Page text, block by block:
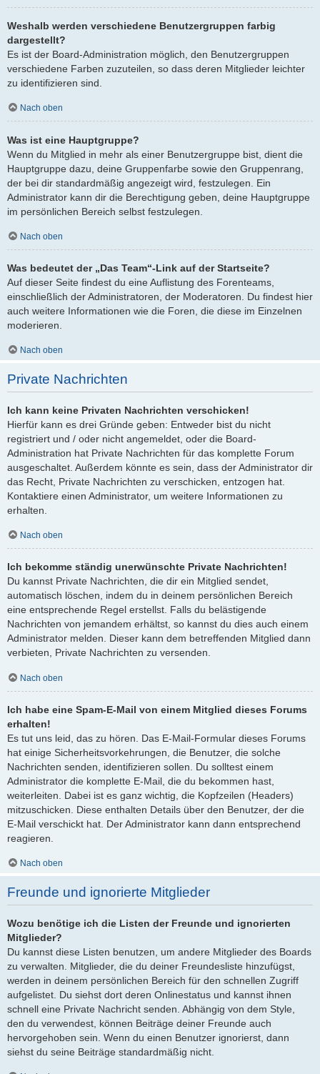
Weshalb werden verschiedene Benutzergruppen farbig
dargestellt?
Es ist der Board-Administration möglich, den Benutzergruppen
verschiedene Farben zuzuteilen, so dass deren Mitglieder leichter
zu identifizieren sind.
Nach oben
Was ist eine Hauptgruppe?
Wenn du Mitglied in mehr als einer Benutzergruppe bist, dient die
Hauptgruppe dazu, deine Gruppenfarbe sowie den Gruppenrang,
der bei dir standardmäßig angezeigt wird, festzulegen. Ein
Administrator kann dir die Berechtigung geben, deine Hauptgruppe
im persönlichen Bereich selbst festzulegen.
Nach oben
Was bedeutet der „Das Team“-Link auf der Startseite?
Auf dieser Seite findest du eine Auflistung des Forenteams,
einschließlich der Administratoren, der Moderatoren. Du findest hier
auch weitere Informationen wie die Foren, die diese im Einzelnen
moderieren.
Nach oben
Private Nachrichten
Ich kann keine Privaten Nachrichten verschicken!
Hierfür kann es drei Gründe geben: Entweder bist du nicht
registriert und / oder nicht angemeldet, oder die Board-
Administration hat Private Nachrichten für das komplette Forum
ausgeschaltet. Außerdem könnte es sein, dass der Administrator dir
das Recht, Private Nachrichten zu verschicken, entzogen hat.
Kontaktiere einen Administrator, um weitere Informationen zu
erhalten.
Nach oben
Ich bekomme ständig unerwünschte Private Nachrichten!
Du kannst Private Nachrichten, die dir ein Mitglied sendet,
automatisch löschen, indem du in deinem persönlichen Bereich
eine entsprechende Regel erstellst. Falls du belästigende
Nachrichten von jemandem erhältst, so kannst du dies auch einem
Administrator melden. Dieser kann dem betreffenden Mitglied dann
verbieten, Private Nachrichten zu versenden.
Nach oben
Ich habe eine Spam-E-Mail von einem Mitglied dieses Forums
erhalten!
Es tut uns leid, das zu hören. Das E-Mail-Formular dieses Forums
hat einige Sicherheitsvorkehrungen, die Benutzer, die solche
Nachrichten senden, identifizieren sollen. Du solltest einem
Administrator die komplette E-Mail, die du bekommen hast,
weiterleiten. Dabei ist es ganz wichtig, die Kopfzeilen (Headers)
mitzuschicken. Diese enthalten Details über den Benutzer, der die
E-Mail verschickt hat. Der Administrator kann dann entsprechend
reagieren.
Nach oben
Freunde und ignorierte Mitglieder
Wozu benötige ich die Listen der Freunde und ignorierten
Mitglieder?
Du kannst diese Listen benutzen, um andere Mitglieder des Boards
zu verwalten. Mitglieder, die du deiner Freundesliste hinzufügst,
werden in deinem persönlichen Bereich für den schnellen Zugriff
aufgelistet. Du siehst dort deren Onlinestatus und kannst ihnen
schnell eine Private Nachricht senden. Abhängig von dem Style,
den du verwendest, können Beiträge deiner Freunde auch
hervorgehoben sein. Wenn du einen Benutzer ignorierst, dann
siehst du seine Beiträge standardmäßig nicht.